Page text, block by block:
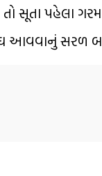
તો સૂતા પહેલા
આવવાનું સરળ